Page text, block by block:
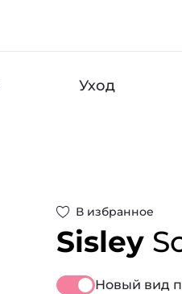
Уход
В избранное
Sisley
Новый вид